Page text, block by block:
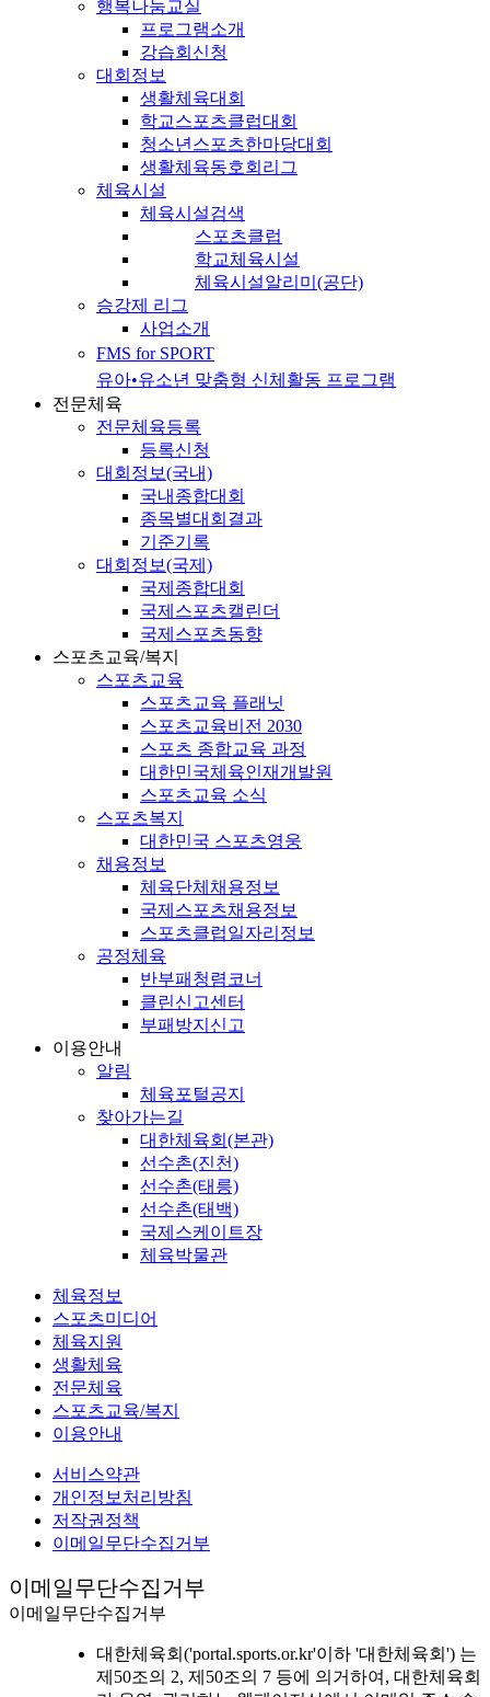
행복나눔교실
프로그램소개
강습회신청
대회정보
생활체육대회
학교스포츠클럽대회
청소년스포츠한마당대회
생활체육동호회리그
체육시설
체육시설검색
스포츠클럽
학교체육시설
체육시설알리미(공단)
승강제 리그
사업소개
FMS for SPORT
유아•유소년 맞춤형 신체활동 프로그램
전문체육
전문체육등록
등록신청
대회정보(국내)
국내종합대회
종목별대회결과
기준기록
대회정보(국제)
국제종합대회
국제스포츠캘린더
국제스포츠동향
스포츠교육/복지
스포츠교육
스포츠교육 플래닛
스포츠교육비전 2030
스포츠 종합교육 과정
대한민국체육인재개발원
스포츠교육 소식
스포츠복지
대한민국 스포츠영웅
채용정보
체육단체채용정보
국제스포츠채용정보
스포츠클럽일자리정보
공정체육
반부패청렴코너
클린신고센터
부패방지신고
이용안내
알림
체육포털공지
찾아가는길
대한체육회(본관)
선수촌(진천)
선수촌(태릉)
선수촌(태백)
국제스케이트장
체육박물관
체육정보
스포츠미디어
체육지원
생활체육
전문체육
스포츠교육/복지
이용안내
서비스약관
개인정보처리방침
저작권정책
이메일무단수집거부
이메일무단수집거부
이메일무단수집거부
대한체육회('portal.sports.or.kr'이하 '대한체육회') 는
제50조의 2, 제50조의 7 등에 의거하여, 대한체육회